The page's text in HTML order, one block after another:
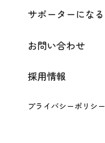
サポーターになる
お問い合わせ
採用情報
プライバシーポリシー